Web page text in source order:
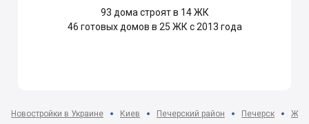
93 дома строят в 14 ЖК
46 готовых домов в 25 ЖК с 2013 года
Новостройки в Украине Киев Печерский район Печерск ЖК